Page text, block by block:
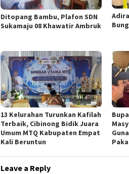
Ditopang Bambu, Plafon SDN
Sukamaju 08 Khawatir Ambruk
13 Kelurahan Turunkan Kafilah
Terbaik, Cibinong Bidik Juara
Umum MTQ Kabupaten Empat
Kali Beruntun
Leave a Reply